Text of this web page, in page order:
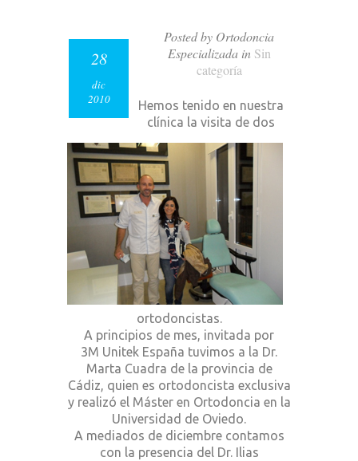
Posted by Ortodoncia
Especializada in Sin
categoría
28
dic
2010
Hemos tenido en nuestra
clínica la visita de dos
ortodoncistas.
A principios de mes, invitada por
3M Unitek España tuvimos a la Dr.
Marta Cuadra de la provincia de
Cádiz, quien es ortodoncista exclusiva
y realizó el Máster en Ortodoncia en la
Universidad de Oviedo.
A mediados de diciembre contamos
con la presencia del Dr. Ilias